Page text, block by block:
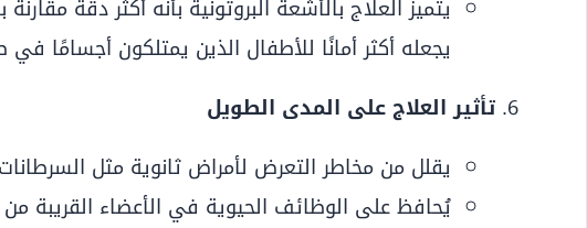
يتميز العلاج بالأشعة البروتونية بأنه أكثر دقة
يجعله أكثر أمانًا للأطفال الذين يمتلكون أجسامًا في
تأثير العلاج على المدى الطويل
يقلل من مخاطر التعرض لأمراض ثانوية مثل
يُحافظ على الوظائف الحيوية في الأعضاء القريبة من